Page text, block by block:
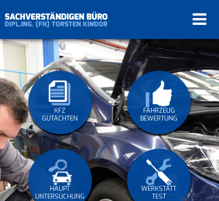
KFZ
GUTACHTEN
FAHRZEUG
BEWERTUNG
HAUPT
UNTERSUCHUNG
WERKSTATT
TEST